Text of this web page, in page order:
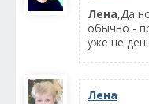
Лена,Да
обычно -
уже не
Лена